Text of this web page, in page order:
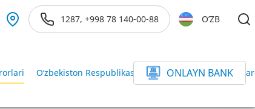
1287, +998 78 140-00-88 O’ZB
O‘zbekiston Respublikasi Vazirlar Mahkamasining
ONLAYN BANK